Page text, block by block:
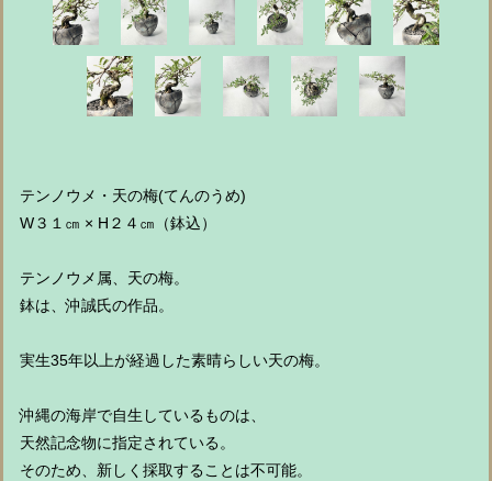
テンノウメ・天の梅(てんのうめ)
W３１㎝ × H２４㎝（鉢込）
テンノウメ属、天の梅。
鉢は、沖誠氏の作品。
実生35年以上が経過した素晴らしい天の梅。
沖縄の海岸で自生しているものは、
天然記念物に指定されている。
そのため、新しく採取することは不可能。